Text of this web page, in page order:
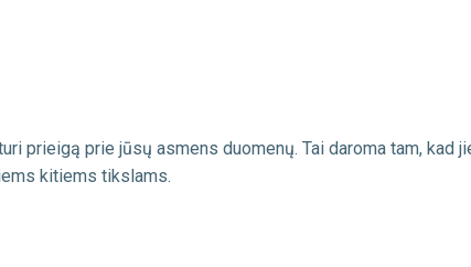
prieigą prie jūsų asmens duomenų. Tai daroma tam, kad
kitiems tikslams.